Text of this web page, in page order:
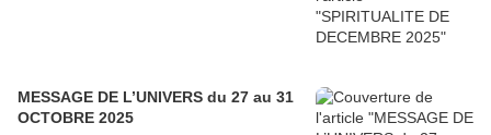
MESSAGE DE L’UNIVERS du 27 au 31
OCTOBRE 2025